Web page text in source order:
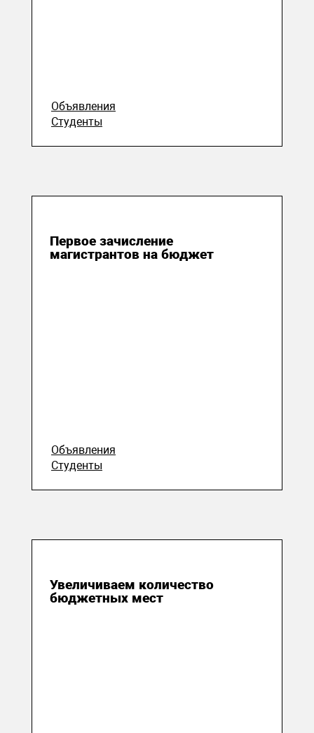
Объявления
Студенты
Первое зачисление
магистрантов на бюджет
Объявления
Студенты
Увеличиваем количество
бюджетных мест